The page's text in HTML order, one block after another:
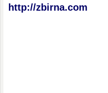
http://zbirna.com